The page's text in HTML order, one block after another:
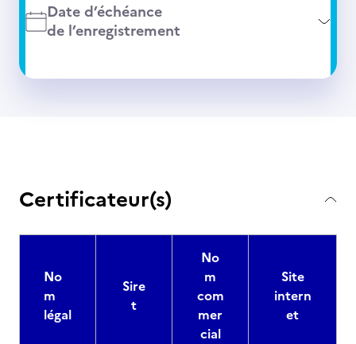
Date d’échéance
de l’enregistrement
Certificateur(s)
No
m
légal
Sire
t
No
m
com
mer
cial
Site
intern
et